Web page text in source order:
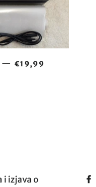
— REDOVNA CIJENA
€19,99
i izjava o